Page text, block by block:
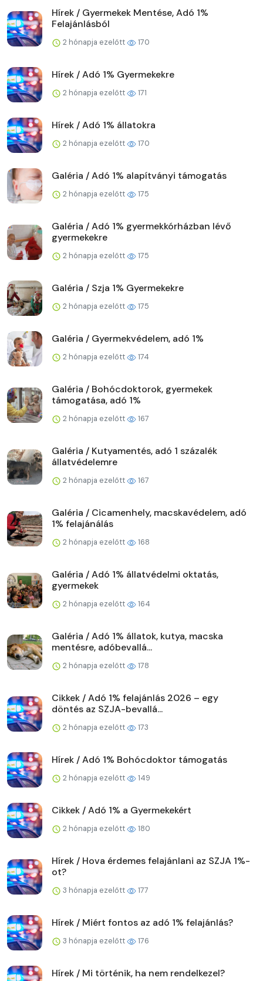
Hírek / Gyermekek Mentése, Adó 1%
Felajánlásból
2 hónapja ezelőtt 170
Hírek / Adó 1% Gyermekekre
2 hónapja ezelőtt 171
Hírek / Adó 1% állatokra
2 hónapja ezelőtt 170
Galéria / Adó 1% alapítványi támogatás
2 hónapja ezelőtt 175
Galéria / Adó 1% gyermekkórházban lévő
gyermekekre
2 hónapja ezelőtt 175
Galéria / Szja 1% Gyermekekre
2 hónapja ezelőtt 175
Galéria / Gyermekvédelem, adó 1%
2 hónapja ezelőtt 174
Galéria / Bohócdoktorok, gyermekek
támogatása, adó 1%
2 hónapja ezelőtt 167
Galéria / Kutyamentés, adó 1 százalék
állatvédelemre
2 hónapja ezelőtt 167
Galéria / Cicamenhely, macskavédelem, adó
1% felajánálás
2 hónapja ezelőtt 168
Galéria / Adó 1% állatvédelmi oktatás,
gyermekek
2 hónapja ezelőtt 164
Galéria / Adó 1% állatok, kutya, macska
mentésre, adóbevallá...
2 hónapja ezelőtt 178
Cikkek / Adó 1% felajánlás 2026 – egy
döntés az SZJA-bevallá...
2 hónapja ezelőtt 173
Hírek / Adó 1% Bohócdoktor támogatás
2 hónapja ezelőtt 149
Cikkek / Adó 1% a Gyermekekért
2 hónapja ezelőtt 180
Hírek / Hova érdemes felajánlani az SZJA 1%-
ot?
3 hónapja ezelőtt 177
Hírek / Miért fontos az adó 1% felajánlás?
3 hónapja ezelőtt 176
Hírek / Mi történik, ha nem rendelkezel?